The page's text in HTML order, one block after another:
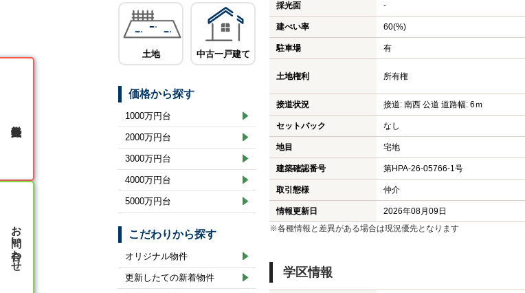
採光面 -
建ぺい率 60(%)
駐車場 有
土地権利 所有権
接道状況 接道: 南西 公道 道路幅: 6ｍ
セットバック なし
地目 宅地
建築確認番号 第HPA-26-05766-1号
取引態様 仲介
情報更新日 2026年08月09日
※各種情報と差異がある場合は現況優先となります
学区情報
土地 中古一戸建て
価格から探す
1000万円台
2000万円台
3000万円台
4000万円台
5000万円台
こだわりから探す
オリジナル物件
更新したての新着物件
お問い合わせ